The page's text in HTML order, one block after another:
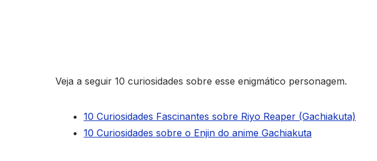
Veja a seguir 10 curiosidades sobre esse enigmático personagem.
10 Curiosidades Fascinantes sobre Riyo Reaper (Gachiakuta)
10 Curiosidades sobre o Enjin do anime Gachiakuta